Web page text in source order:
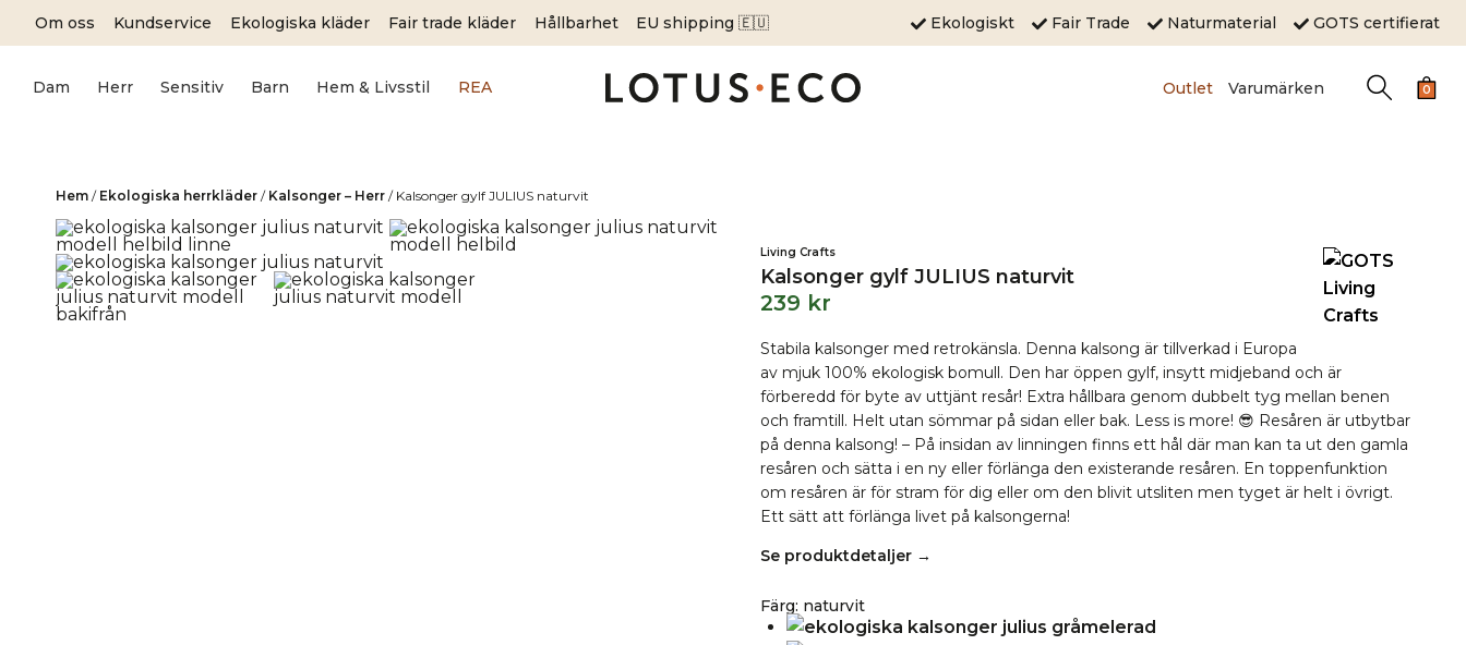
Om oss Kundservice Ekologiska kläder Fair trade kläder Hållbarhet EU shipping 🇪🇺 Ekologiskt Fair Trade Naturmaterial GOTS certifierat
Dam Herr Sensitiv Barn Hem & Livsstil REA Outlet Varumärken 0
Hem / Ekologiska herrkläder / Kalsonger – Herr / Kalsonger gylf JULIUS naturvit
Living Crafts
Kalsonger gylf JULIUS naturvit
239 kr
Stabila kalsonger med retrokänsla. Denna kalsong är tillverkad i Europa
av mjuk 100% ekologisk bomull. Den har öppen gylf, insytt midjeband och är
förberedd för byte av uttjänt resår! Extra hållbara genom dubbelt tyg mellan benen
och framtill. Helt utan sömmar på sidan eller bak. Less is more! 😎 Resåren är utbytbar
på denna kalsong! – På insidan av linningen finns ett hål där man kan ta ut den gamla
resåren och sätta i en ny eller förlänga den existerande resåren. En toppenfunktion
om resåren är för stram för dig eller om den blivit utsliten men tyget är helt i övrigt.
Ett sätt att förlänga livet på kalsongerna!
Se produktdetaljer →
Färg: naturvit